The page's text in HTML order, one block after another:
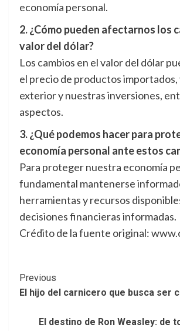
economía personal.
2. ¿Cómo pueden afectarnos los
valor del dólar?
Los cambios en el valor del dólar
el precio de productos importados,
exterior y nuestras inversiones,
aspectos.
3. ¿Qué podemos hacer para
economía personal ante estos
Para proteger nuestra economía
fundamental mantenerse
herramientas y recursos
decisiones financieras informadas.
Crédito de la fuente original:
Post
Navigation
Previous
El hijo del carnicero que busca ser
El destino de Ron Weasley: de